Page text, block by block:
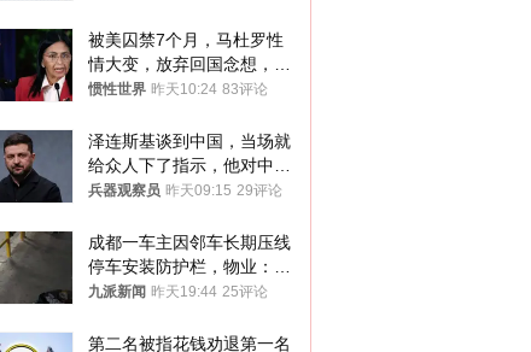
被美囚禁7个月，马杜罗性
情大变，放弃回国念想，最
后嘱托已公开
惯性世界 昨天10:24 83评论
泽连斯基谈到中国，当场就
给众人下了指示，他对中国
和中乌关系，显然又有了新
兵器观察员 昨天09:15 29评论
成都一车主因邻车长期压线
停车安装防护栏，物业：不
建议装护栏，也会影响自身
九派新闻 昨天19:44 25评论
第二名被指花钱劝退第一名